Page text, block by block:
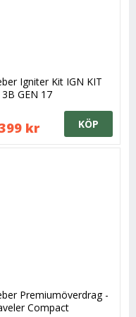
Igniter Kit IGN KIT
3B GEN 17
kr KÖP
Premiumöverdrag -
Compact